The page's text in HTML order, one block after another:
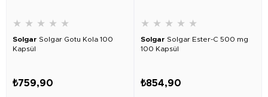
★ ★ ★ ★ ★
Solgar Solgar Gotu Kola 100
Kapsül
₺759,90
★ ★ ★ ★ ★
Solgar Solgar Ester-C 500 mg
100 Kapsül
₺854,90